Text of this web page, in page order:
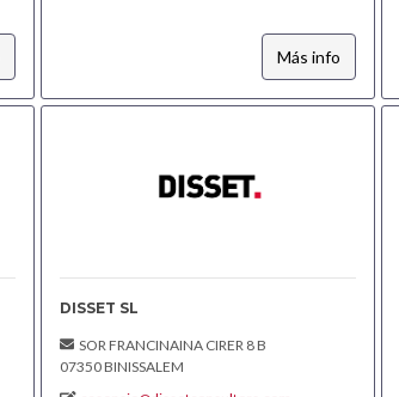
Más info
DISSET SL
SOR FRANCINAINA CIRER 8 B
07350 BINISSALEM